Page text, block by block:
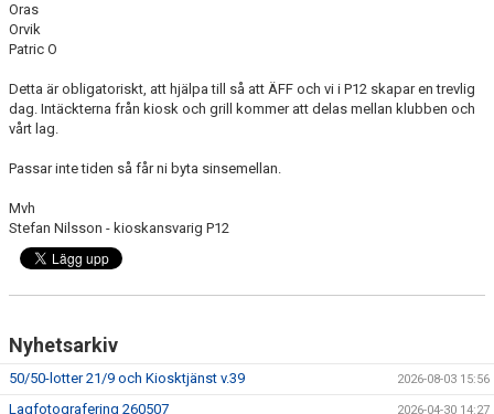
Oras
Orvik
Patric O
Detta är obligatoriskt, att hjälpa till så att ÄFF och vi i P12 skapar en trevlig
dag. Intäckterna från kiosk och grill kommer att delas mellan klubben och
vårt lag.
Passar inte tiden så får ni byta sinsemellan.
Mvh
Stefan Nilsson - kioskansvarig P12
Nyhetsarkiv
50/50-lotter 21/9 och Kiosktjänst v.39 2026-08-03 15:56
Lagfotografering 260507 2026-04-30 14:27